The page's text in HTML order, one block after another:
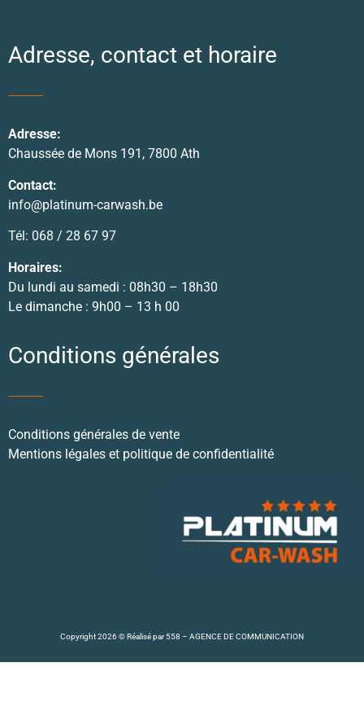
Adresse, contact et horaire
Adresse:
Chaussée de Mons 191, 7800 Ath
Contact:
info@platinum-carwash.be
Tél: 068 / 28 67 97
Horaires:
Du lundi au samedi : 08h30 – 18h30
Le dimanche : 9h00 – 13 h 00
Conditions générales
Conditions générales de vente
Mentions légales et politique de confidentialité
Copyright 2026 © Réalisé par558 – AGENCE DE COMMUNICATION